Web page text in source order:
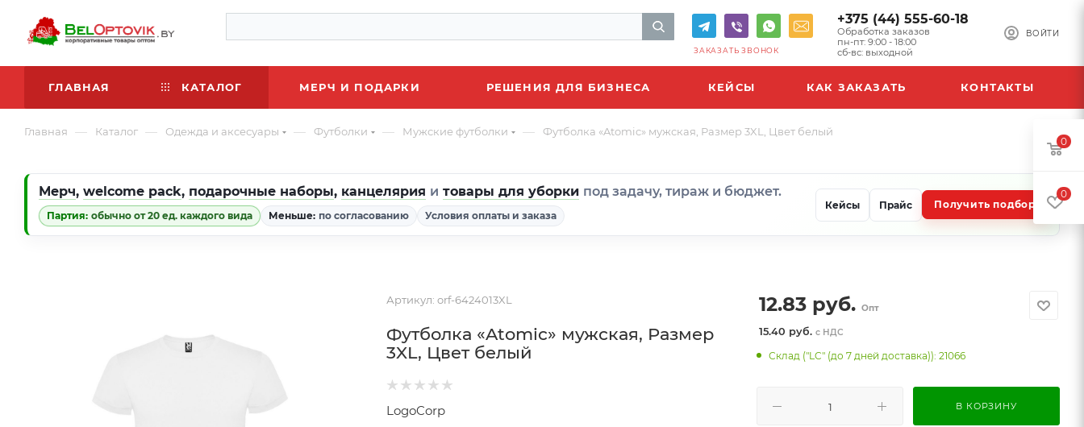
ВОЙТИ
+375 (44) 555-60-18
Обработка заказов
пн-пт: 9:00 - 18:00
сб-вс: выходной
ЗАКАЗАТЬ ЗВОНОК
ГЛАВНАЯ КАТАЛОГ МЕРЧ И ПОДАРКИ РЕШЕНИЯ ДЛЯ БИЗНЕСА КЕЙСЫ КАК ЗАКАЗАТЬ КОНТАКТЫ
Главная — Каталог — Одежда и аксесуары — Футболки — Мужские футболки — Футболка «Atomic» мужская, Размер 3XL, Цвет белый
Мерч, welcome pack, подарочные наборы, канцелярия и товары для уборки под задачу, тираж и бюджет.
Партия: обычно от 20 ед. каждого вида Меньше: по согласованию Условия оплаты и заказа
Кейсы Прайс Получить подбор
Артикул: orf-6424013XL
Футболка «Atomic» мужская, Размер
3XL, Цвет белый
LogoCorp
12.83 руб. Опт
15.40 руб.с НДС
Склад ("LC" (до 7 дней доставка)): 21066
В КОРЗИНУ
0
0